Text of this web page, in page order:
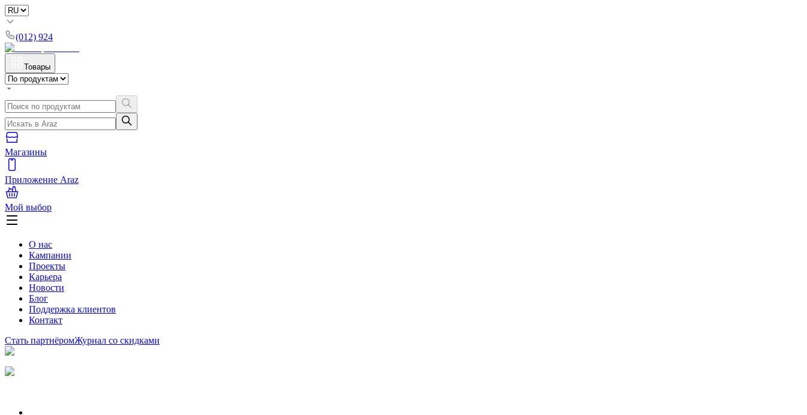
(012) 924
Товары
Магазины
Приложение Araz
Мой выбор
О нас
Кампании
Проекты
Карьера
Новости
Блог
Поддержка клиентов
Контакт
Стать партнёромЖурнал со скидками